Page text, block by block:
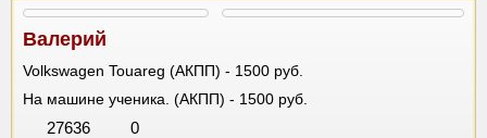
Валерий
Volkswagen Touareg (АКПП) - 1500 руб.
На машине ученика. (АКПП) - 1500 руб.
27636 0